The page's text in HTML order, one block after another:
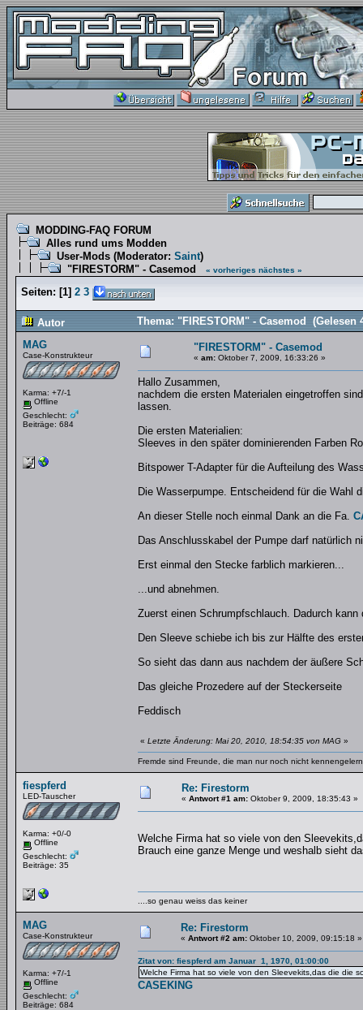
MODDING-FAQ FORUM
Alles rund ums Modden
User-Mods (Moderator: Saint)
"FIRESTORM" - Casemod
« vorheriges nächstes »
Seiten: [1] 2 3
Autor
Thema: "FIRESTORM" - Casemod (Gelesen
MAG
Case-Konstrukteur
Karma: +7/-1
Offline
Geschlecht:
Beiträge: 684
"FIRESTORM" - Casemod
« am: Oktober 7, 2009, 16:33:26 »
Hallo Zusammen,
nachdem die ersten Materialen eingetroffen
lassen.
Die ersten Materialien:
Sleeves in den später dominierenden Farben
Bitspower T-Adapter für die Aufteilung des
Die Wasserpumpe. Entscheidend für die Wahl
An dieser Stelle noch einmal Dank an die Fa.
Das Anschlusskabel der Pumpe darf natürlich
Erst einmal den Stecke farblich markieren...
...und abnehmen.
Zuerst einen Schrumpfschlauch. Dadurch
Den Sleeve schiebe ich bis zur Hälfte des
So sieht das dann aus nachdem der äußere
Das gleiche Prozedere auf der Steckerseite
Feddisch
« Letzte Änderung: Mai 20, 2010, 18:54:35 von MAG »
Fremde sind Freunde, die man nur noch nicht
fiespferd
LED-Tauscher
Karma: +0/-0
Offline
Geschlecht:
Beiträge: 35
Re: Firestorm
« Antwort #1 am: Oktober 9, 2009, 18:35:43 »
Welche Firma hat so viele von den
Brauch eine ganze Menge und weshalb sieht
....so genau weiss das keiner
MAG
Case-Konstrukteur
Karma: +7/-1
Offline
Geschlecht:
Beiträge: 684
Re: Firestorm
« Antwort #2 am: Oktober 10, 2009, 09:15:18 »
Zitat von: fiespferd am Januar 1, 1970, 01:00:00
Welche Firma hat so viele von den Sleevekits,das die die
CASEKING